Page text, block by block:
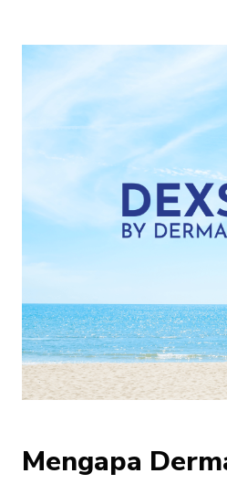
Mengapa